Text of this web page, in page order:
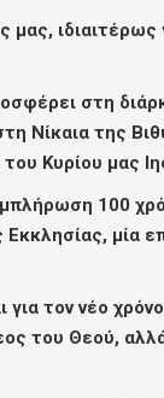
στη
Νίκαια της
Κυρίου μας
100
μία
τον νέο
του Θεού,